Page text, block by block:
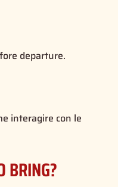
departure.
interagire con le
BRING?